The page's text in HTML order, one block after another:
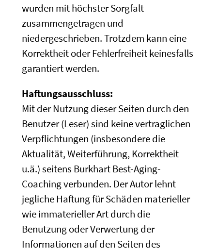
wurden mit höchster Sorgfalt
zusammengetragen und
niedergeschrieben. Trotzdem kann eine
Korrektheit oder Fehlerfreiheit keinesfalls
garantiert werden.
Haftungsausschluss:
Mit der Nutzung dieser Seiten durch den
Benutzer (Leser) sind keine vertraglichen
Verpflichtungen (insbesondere die
Aktualität, Weiterführung, Korrektheit
u.ä.) seitens Burkhart Best-Aging-
Coaching verbunden. Der Autor lehnt
jegliche Haftung für Schäden materieller
wie immaterieller Art durch die
Benutzung oder Verwertung der
Informationen auf den Seiten des